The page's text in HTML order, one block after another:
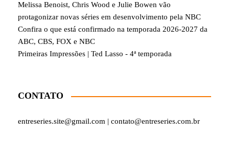
Melissa Benoist, Chris Wood e Julie Bowen vão
protagonizar novas séries em desenvolvimento pela NBC
Confira o que está confirmado na temporada 2026-2027 da
ABC, CBS, FOX e NBC
Primeiras Impressões | Ted Lasso - 4ª temporada
CONTATO
entreseries.site@gmail.com | contato@entreseries.com.br